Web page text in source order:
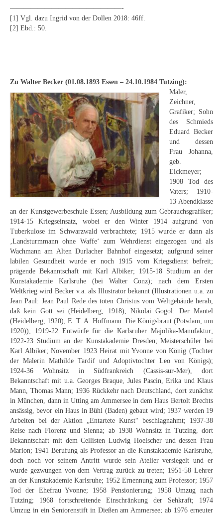
Themenflyer: Ernst Geitlinger
Buchempfehlungen
Richild Holt – Farbe und Linie
Theodor Zeller (1900-1986) Maler und
Visionär
Walter Becker (1893-1984) Malerei und Grafik
Der Maler Richard Sprick (1901-1976)
Suche
Über Uns
Kontakt
Publikationsliste
Über Uns
Impressum
Datenschutz
AGB
Widerruf
————————————————-
[1] Vgl. dazu Ingrid von der Dollen 2018: 46ff.
[2] Ebd.: 50.
Zu Walter Becker (01.08.1893 Essen – 24.10.1984 Tutzing):
Maler,
Zeichner,
Grafiker; Sohn
des Schmieds
Eduard Becker
und dessen
Frau Johanna,
geb.
Eickmeyer;
1908 Tod des
Vaters; 1910-
13 Abendklasse
an der Kunstgewerbeschule Essen; Ausbildung zum Gebrauchsgrafiker;
1914-15 Kriegseinsatz, wobei er den Winter 1914 aufgrund von
Tuberkulose im Schwarzwald verbrachtete; 1915 wurde er dann als
‚Landsturmmann ohne Waffe‘ zum Wehrdienst eingezogen und als
Wachmann am Alten Durlacher Bahnhof eingesetzt; aufgrund seiner
labilen Gesundheit wurde er noch 1915 vom Kriegsdienst befreit;
prägende Bekanntschaft mit Karl Albiker; 1915-18 Studium an der
Kunstakademie Karlsruhe (bei Walter Conz); nach dem Ersten
Weltkrieg wird Becker v.a. als Illustrator bekannt (Illustrationen u.a. zu
Jean Paul: Jean Paul Rede des toten Christus vom Weltgebäude herab,
daß kein Gott sei (Heidelberg, 1918); Nikolai Gogol: Der Mantel
(Heidelberg, 1920); E. T. A. Hoffmann: Die Königsbraut (Potsdam, um
1920)); 1919-22 Entwürfe für die Karlsruher Majolika-Manufaktur;
1922-23 Studium an der Kunstakademie Dresden; Meisterschüler bei
Karl Albiker; November 1923 Heirat mit Yvonne von König (Tochter
der Malerin Mathilde Tardif und Adoptivtochter Leo von Königs);
1924-36 Wohnsitz in Südfrankreich (Cassis-sur-Mer), dort
Bekanntschaft mit u.a. Georges Braque, Jules Pascin, Erika und Klaus
Mann, Thomas Mann; 1936 Rückkehr nach Deutschland, dort zunächst
in München, dann in Utting am Ammersee in dem Haus Bertolt Brechts
ansässig, bevor ein Haus in Bühl (Baden) gebaut wird; 1937 werden 19
Arbeiten bei der Aktion „Entartete Kunst“ beschlagnahmt; 1937-38
Reise nach Florenz und Sienna; ab 1938 Wohnsitz in Tutzing, dort
Bekanntschaft mit dem Cellisten Ludwig Hoelscher und dessen Frau
Marion; 1941 Berufung als Professor an die Kunstakademie Karlsruhe,
doch noch vor seinem Antritt wurde sein Atelier versiegelt und er
wurde gezwungen von dem Vertrag zurück zu treten; 1951-58 Lehrer
an der Kunstakademie Karlsruhe; 1952 Ernennung zum Professor; 1957
Tod der Ehefrau Yvonne; 1958 Pensionierung; 1958 Umzug nach
Tutzing; 1968 fortschreitende Einschränkung der Sehkraft; 1974
Umzug in ein Seniorenstift in Dießen am Ammersee; ab 1976 erneuter